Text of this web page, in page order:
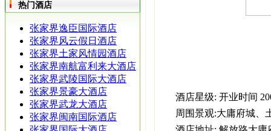
热门酒店
张家界逸臣国际酒店
张家界风云假日酒店
张家界土家风情园酒店
张家界南航富利来大酒店
张家界武陵国际大酒店
张家界景豪大酒店
张家界武龙大酒店
张家界闽南国际酒店
酒店星级: 开业时间
周围景观:大庸府城、